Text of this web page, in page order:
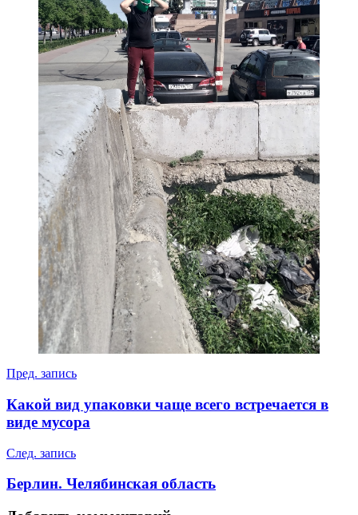
Навигация
по
записям
Пред. запись
Какой вид упаковки чаще всего встречается в
виде мусора
След. запись
Берлин. Челябинская область